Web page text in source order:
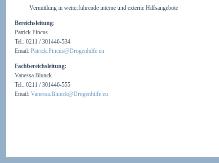
Vermittlung in weiterführende interne und externe Hilfsangebote
Bereichsleitung:
Patrick Pincus
Tel.: 0211 / 301446-534
Email: Patrick.Pincus@Drogenhilfe.eu
Fachbereichsleitung:
Vanessa Blunck
Tel.: 0211 / 301446-555
Email: Vanessa.Blunck@Drogenhilfe.eu